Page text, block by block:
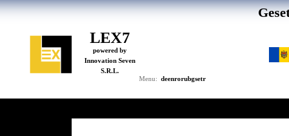
LEX7
powered by
Innovation Seven
S.R.L.
Menu: deenrorubgsetr